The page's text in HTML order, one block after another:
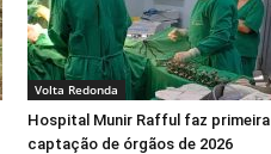
Volta Redonda
Hospital Munir Rafful faz primeira
captação de órgãos de 2026